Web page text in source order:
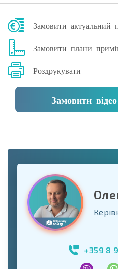
Замовити актуальний
Замовити плани
Роздрукувати
Замовити відео
+359 8